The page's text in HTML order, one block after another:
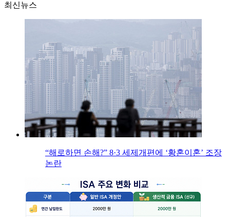
최신뉴스
“해로하면 손해?” 8·3 세제개편에 ‘황혼이혼’ 조장
논란